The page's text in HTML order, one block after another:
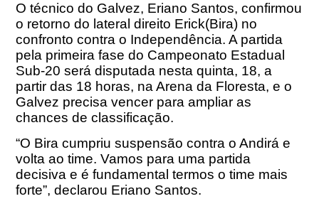
O técnico do Galvez, Eriano Santos, confirmou
o retorno do lateral direito Erick(Bira) no
confronto contra o Independência. A partida
pela primeira fase do Campeonato Estadual
Sub-20 será disputada nesta quinta, 18, a
partir das 18 horas, na Arena da Floresta, e o
Galvez precisa vencer para ampliar as
chances de classificação.
“O Bira cumpriu suspensão contra o Andirá e
volta ao time. Vamos para uma partida
decisiva e é fundamental termos o time mais
forte”, declarou Eriano Santos.